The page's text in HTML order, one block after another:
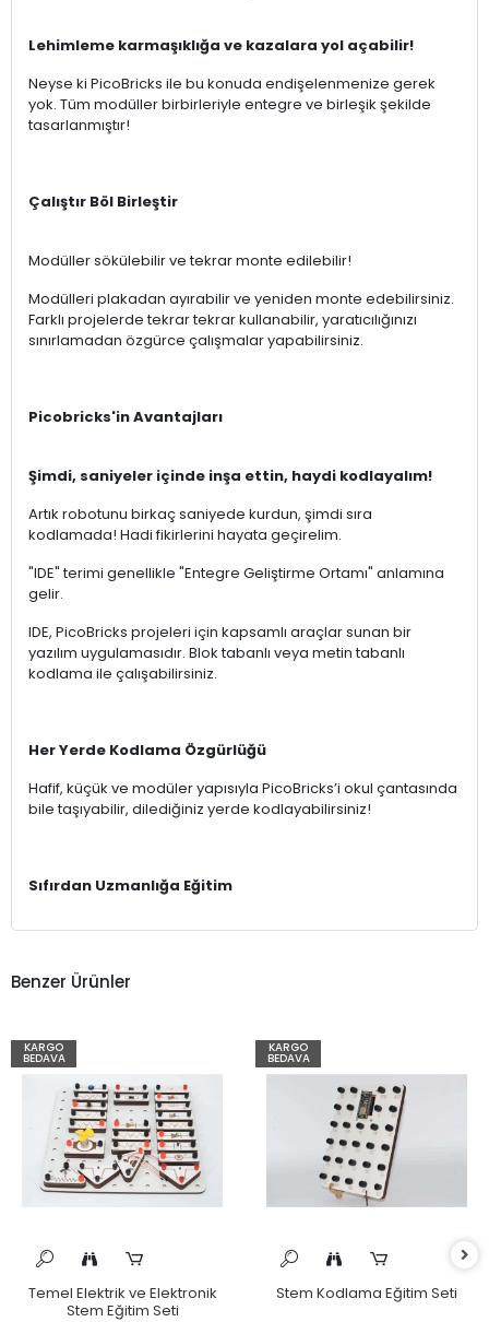
Lehimleme karmaşıklığa ve kazalara yol açabilir!
Neyse ki PicoBricks ile bu konuda endişelenmenize gerek
yok. Tüm modüller birbirleriyle entegre ve birleşik şekilde
tasarlanmıştır!
Çalıştır Böl Birleştir
Modüller sökülebilir ve tekrar monte edilebilir!
Modülleri plakadan ayırabilir ve yeniden monte edebilirsiniz.
Farklı projelerde tekrar tekrar kullanabilir, yaratıcılığınızı
sınırlamadan özgürce çalışmalar yapabilirsiniz.
Picobricks'in Avantajları
Şimdi, saniyeler içinde inşa ettin, haydi kodlayalım!
Artık robotunu birkaç saniyede kurdun, şimdi sıra
kodlamada! Hadi fikirlerini hayata geçirelim.
"IDE" terimi genellikle "Entegre Geliştirme Ortamı" anlamına
gelir.
IDE, PicoBricks projeleri için kapsamlı araçlar sunan bir
yazılım uygulamasıdır. Blok tabanlı veya metin tabanlı
kodlama ile çalışabilirsiniz.
Her Yerde Kodlama Özgürlüğü
Hafif, küçük ve modüler yapısıyla PicoBricks’i okul çantasında
bile taşıyabilir, dilediğiniz yerde kodlayabilirsiniz!
Sıfırdan Uzmanlığa Eğitim
Benzer Ürünler
KARGO
BEDAVA
Temel Elektrik ve Elektronik
Stem Eğitim Seti
KARGO
BEDAVA
Stem Kodlama Eğitim Seti